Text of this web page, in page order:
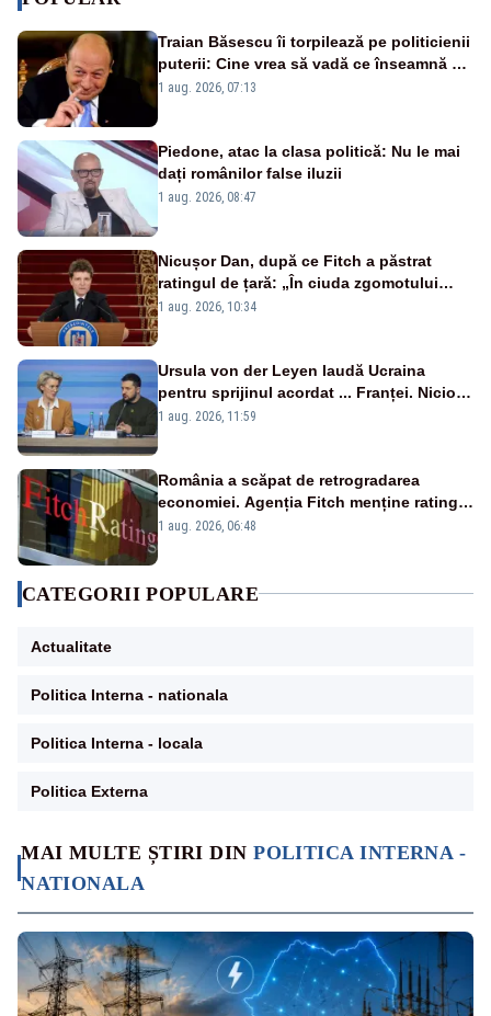
MAI MULTE ȘTIRI DINPOLITICA INTERNA -
NATIONALA
Traian Băsescu îi torpilează pe politicienii
puterii: Cine vrea să vadă ce înseamnă să
fii prost, se uită la România
1 aug. 2026, 07:13
Piedone, atac la clasa politică: Nu le mai
dați românilor false iluzii
1 aug. 2026, 08:47
Nicușor Dan, după ce Fitch a păstrat
ratingul de țară: „În ciuda zgomotului
politic, România funcționează”
1 aug. 2026, 10:34
Ursula von der Leyen laudă Ucraina
pentru sprijinul acordat ... Franței. Nicio
reacție privind ajutorul energetic promis
1 aug. 2026, 11:59
România a scăpat de retrogradarea
economiei. Agenția Fitch menține ratingul
„BBB-” cu perspectivă negativă
1 aug. 2026, 06:48
CATEGORII POPULARE
Actualitate
Politica Interna - nationala
Politica Interna - locala
Politica Externa